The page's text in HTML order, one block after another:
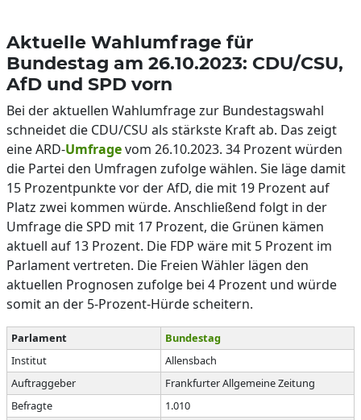
Aktuelle Wahlumfrage für
Bundestag am 26.10.2023: CDU/CSU,
AfD und SPD vorn
Bei der aktuellen Wahlumfrage zur Bundestagswahl
schneidet die CDU/CSU als stärkste Kraft ab. Das zeigt
eine ARD-Umfragevom 26.10.2023. 34 Prozent würden
die Partei den Umfragen zufolge wählen. Sie läge damit
15 Prozentpunkte vor der AfD, die mit 19 Prozent auf
Platz zwei kommen würde. Anschließend folgt in der
Umfrage die SPD mit 17 Prozent, die Grünen kämen
aktuell auf 13 Prozent. Die FDP wäre mit 5 Prozent im
Parlament vertreten. Die Freien Wähler lägen den
aktuellen Prognosen zufolge bei 4 Prozent und würde
somit an der 5-Prozent-Hürde scheitern.
Parlament
Bundestag
Institut
Allensbach
Auftraggeber
Frankfurter Allgemeine Zeitung
Befragte
1.010